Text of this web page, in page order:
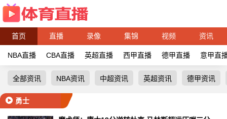
首页 直播 录像 集锦 视频 资讯
NBA直播 CBA直播 英超直播 西甲直播 德甲直播 意甲直
全部资讯 NBA资讯 中超资讯 英超资讯 德甲资讯
勇士